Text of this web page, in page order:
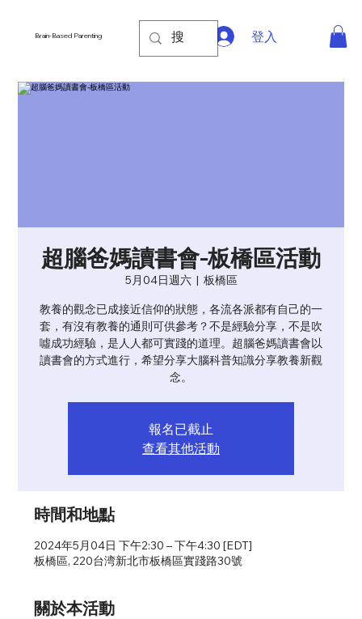
Brain-Based Parenting 登入
超腦爸媽讀書會-板橋區活動
5月04日週六
  |
板橋區
教養的觀念已成接近信仰的狀態，各流各派都有自己的一
套，有沒有教養的通則可供參考？不是經驗分享，不是吹
噓成功經驗，是人人都可實踐的道理。超腦爸媽讀書會以
讀書會的方式進行，希望分享大腦科普知識分享教養新觀
念。
報名已截止
查看其他活動
時間和地點
2024年5月04日 下午2:30 – 下午4:30 [EDT]
板橋區, 220台湾新北市板橋區實踐路30號
關於本活動